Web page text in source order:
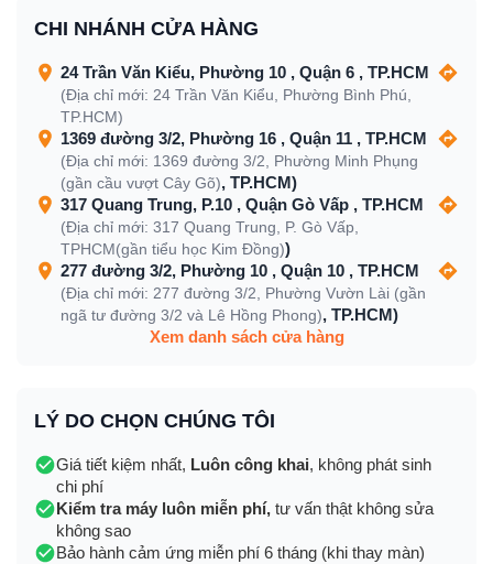
CHI NHÁNH CỬA HÀNG
24 Trần Văn Kiểu, Phường 10 , Quận 6 , TP.HCM
(Địa chỉ mới: 24 Trần Văn Kiểu, Phường Bình Phú,
TP.HCM)
1369 đường 3/2, Phường 16 , Quận 11 , TP.HCM
(Địa chỉ mới: 1369 đường 3/2, Phường Minh Phụng
(gần cầu vượt Cây Gõ), TP.HCM)
317 Quang Trung, P.10 , Quận Gò Vấp , TP.HCM
(Địa chỉ mới: 317 Quang Trung, P. Gò Vấp,
TPHCM(gần tiểu học Kim Đồng))
277 đường 3/2, Phường 10 , Quận 10 , TP.HCM
(Địa chỉ mới: 277 đường 3/2, Phường Vườn Lài (gần
ngã tư đường 3/2 và Lê Hồng Phong), TP.HCM)
Xem danh sách cửa hàng
LÝ DO CHỌN CHÚNG TÔI
Giá tiết kiệm nhất, Luôn công khai, không phát sinh
chi phí
Kiểm tra máy luôn miễn phí, tư vấn thật không sửa
không sao
Bảo hành cảm ứng miễn phí 6 tháng (khi thay màn)